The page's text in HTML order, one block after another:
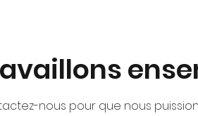
nous pour que nous